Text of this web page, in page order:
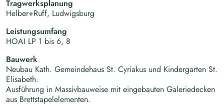
Tragwerksplanung
Helber+Ruff, Ludwigsburg
Leistungsumfang
HOAI LP 1 bis 6, 8
Bauwerk
Neubau Kath. Gemeindehaus St. Cyriakus und Kindergarten St.
Elisabeth.
Ausführung in Massivbauweise mit eingebauten Galeriedecken
aus Brettstapelelementen.